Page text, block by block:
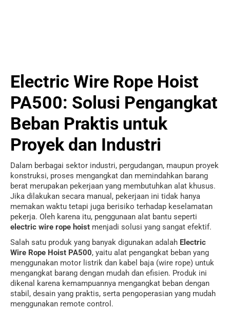
Electric Wire Rope Hoist
PA500: Solusi Pengangkat
Beban Praktis untuk
Proyek dan Industri
Dalam berbagai sektor industri, pergudangan, maupun proyek
konstruksi, proses mengangkat dan memindahkan barang
berat merupakan pekerjaan yang membutuhkan alat khusus.
Jika dilakukan secara manual, pekerjaan ini tidak hanya
memakan waktu tetapi juga berisiko terhadap keselamatan
pekerja. Oleh karena itu, penggunaan alat bantu seperti
electric wire rope hoist menjadi solusi yang sangat efektif.
Salah satu produk yang banyak digunakan adalah Electric
Wire Rope Hoist PA500, yaitu alat pengangkat beban yang
menggunakan motor listrik dan kabel baja (wire rope) untuk
mengangkat barang dengan mudah dan efisien. Produk ini
dikenal karena kemampuannya mengangkat beban dengan
stabil, desain yang praktis, serta pengoperasian yang mudah
menggunakan remote control.